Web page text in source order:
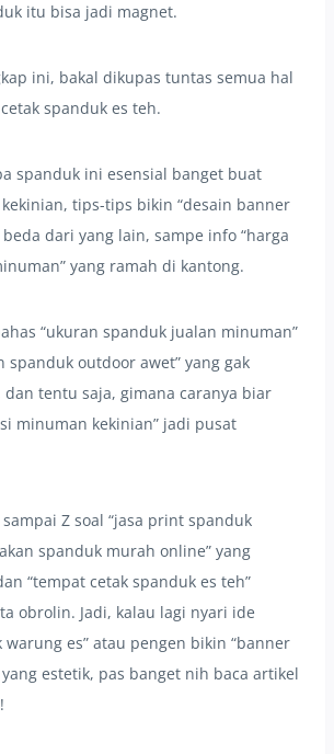
itu bisa jadi magnet.
ini, bakal dikupas tuntas semua hal
spanduk es teh.
spanduk ini esensial banget buat
tips-tips bikin “desain banner
dari yang lain, sampe info “harga
yang ramah di kantong.
“ukuran spanduk jualan minuman”
spanduk outdoor awet” yang gak
tentu saja, gimana caranya biar
minuman kekinian” jadi pusat
sampai Z soal “jasa print spanduk
spanduk murah online” yang
“tempat cetak spanduk es teh”
obrolin. Jadi, kalau lagi nyari ide
warung es” atau pengen bikin “banner
estetik, pas banget nih baca artikel